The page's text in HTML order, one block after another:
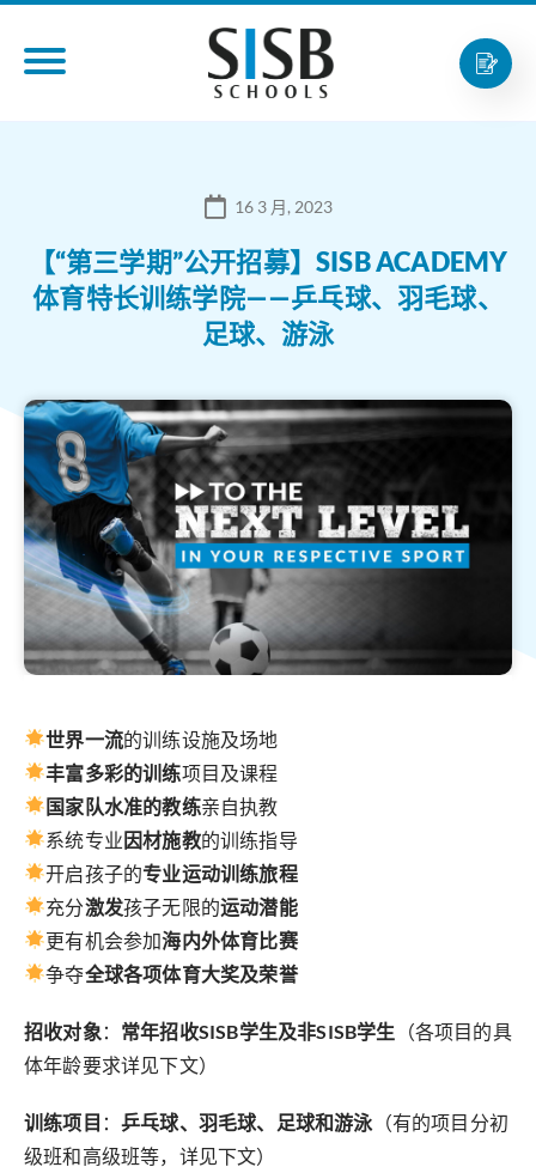
16 3 月, 2023
【“第三学期”公开招募】SISB ACADEMY
体育特长训练学院——乒乓球、羽毛球、
足球、游泳
世界一流的训练设施及场地
丰富多彩的训练项目及课程
国家队水准的教练亲自执教
系统专业因材施教的训练指导
开启孩子的专业运动训练旅程
充分激发孩子无限的运动潜能
更有机会参加海内外体育比赛
争夺全球各项体育大奖及荣誉
招收对象 ： 常年招收SISB学生及非SISB学生 （各项目的具
体年龄要求详见下文）
训练项目 ：乒乓球、羽毛球、足球和游泳 （有的项目分初
级班和高级班等，详见下文）